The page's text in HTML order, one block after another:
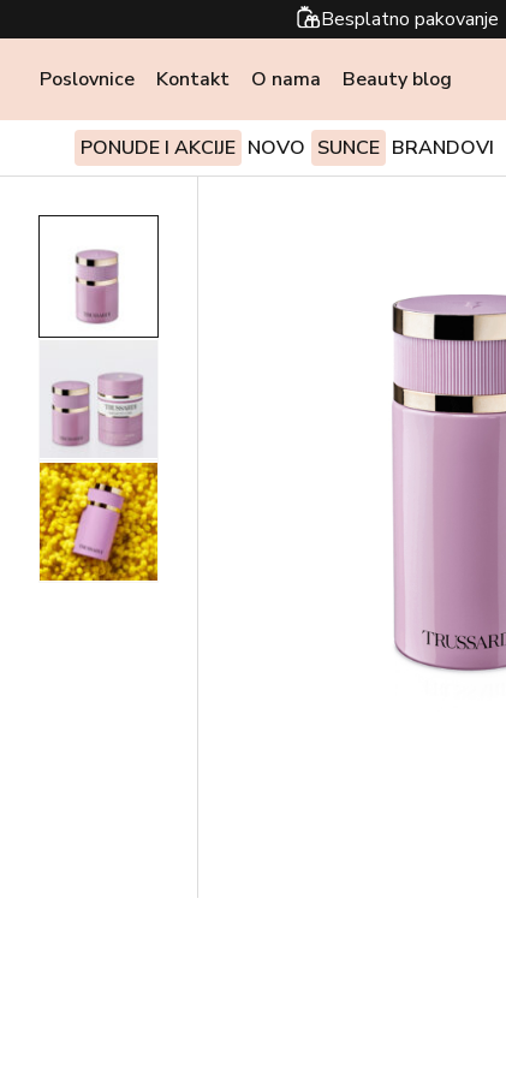
Besplatno pakovanje
Poslovnice Kontakt O nama Beauty blog
PONUDE I AKCIJE NOVO SUNCE BRANDOVI